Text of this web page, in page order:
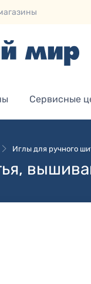
Сервисные
Иглы для ручного